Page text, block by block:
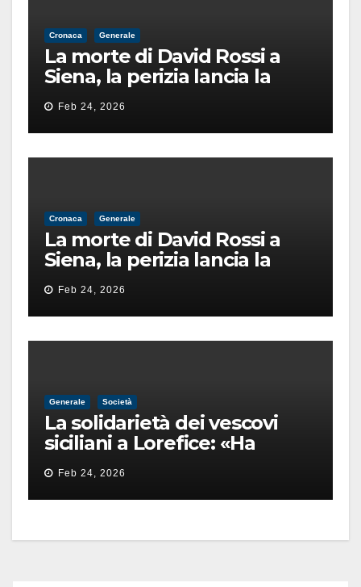
Cronaca Generale
La morte di David Rossi a
Siena, la perizia lancia la
pista di un’intimidazione
finita male
Feb 24, 2026
Cronaca Generale
La morte di David Rossi a
Siena, la perizia lancia la
pista di un’intimidazione
finita male
Feb 24, 2026
Generale Società
La solidarietà dei vescovi
siciliani a Lorefice: «Ha
difeso il valore e la dignità
dell’umanità»
Feb 24, 2026